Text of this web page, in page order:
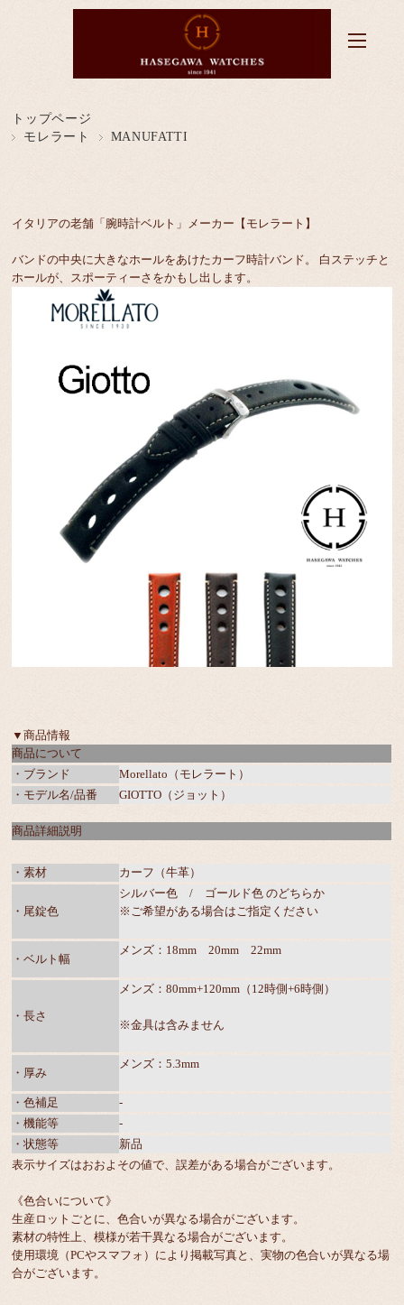
トップページ
モレラート
MANUFATTI
イタリアの老舗「腕時計ベルト」メーカー【モレラート】
バンドの中央に大きなホールをあけたカーフ時計バンド。 白ステッチと
ホールが、スポーティーさをかもし出します。
▼商品情報
商品について
・ブランド
Morellato（モレラート）
・モデル名/品番
GIOTTO（ジョット）
商品詳細説明
・素材 カーフ（牛革）
・尾錠色
シルバー色 / ゴールド色 のどちらか
※ご希望がある場合はご指定ください
・ベルト幅
メンズ：18mm 20mm 22mm
・長さ
メンズ：80mm+120mm（12時側+6時側）
※金具は含みません
・厚み
メンズ：5.3mm
・色補足
-
・機能等
-
・状態等
新品
表示サイズはおおよその値で、誤差がある場合がございます。
《色合いについて》
生産ロットごとに、色合いが異なる場合がございます。
素材の特性上、模様が若干異なる場合がございます。
使用環境（PCやスマフォ）により掲載写真と、実物の色合いが異なる場
合がございます。